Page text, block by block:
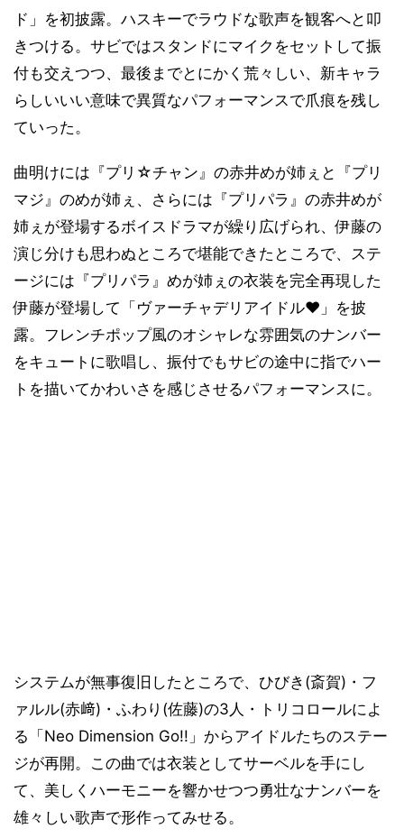
ド」を初披露。ハスキーでラウドな歌声を観客へと叩
きつける。サビではスタンドにマイクをセットして振
付も交えつつ、最後までとにかく荒々しい、新キャラ
らしいいい意味で異質なパフォーマンスで爪痕を残し
ていった。
曲明けには『プリ☆チャン』の赤井めが姉ぇと『プリ
マジ』のめが姉ぇ、さらには『プリパラ』の赤井めが
姉ぇが登場するボイスドラマが繰り広げられ、伊藤の
演じ分けも思わぬところで堪能できたところで、ステ
ージには『プリパラ』めが姉ぇの衣装を完全再現した
伊藤が登場して「ヴァーチャデリアイドル♥」を披
露。フレンチポップ風のオシャレな雰囲気のナンバー
をキュートに歌唱し、振付でもサビの途中に指でハー
トを描いてかわいさを感じさせるパフォーマンスに。
システムが無事復旧したところで、ひびき(斎賀)・フ
ァルル(赤﨑)・ふわり(佐藤)の3人・トリコロールによ
る「Neo Dimension Go!!」からアイドルたちのステー
ジが再開。この曲では衣装としてサーベルを手にし
て、美しくハーモニーを響かせつつ勇壮なナンバーを
雄々しい歌声で形作ってみせる。